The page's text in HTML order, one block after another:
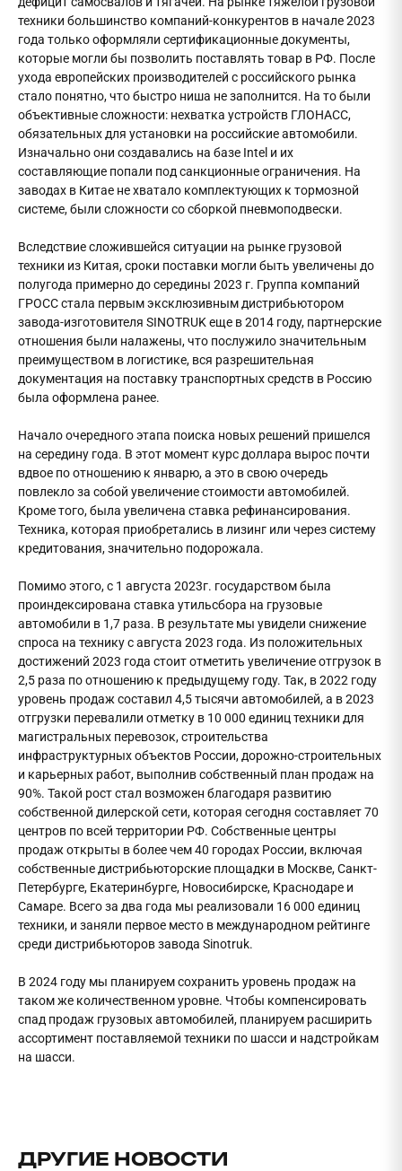
техники большинство компаний-конкурентов в начале 2023
года только оформляли сертификационные документы,
которые могли бы позволить поставлять товар в РФ. После
ухода европейских производителей с российского рынка
стало понятно, что быстро ниша не заполнится. На то были
объективные сложности: нехватка устройств ГЛОНАСС,
обязательных для установки на российские автомобили.
Изначально они создавались на базе Intel и их
составляющие попали под санкционные ограничения. На
заводах в Китае не хватало комплектующих к тормозной
системе, были сложности со сборкой пневмоподвески.
Вследствие сложившейся ситуации на рынке грузовой
техники из Китая, сроки поставки могли быть увеличены до
полугода примерно до середины 2023 г. Группа компаний
ГРОСС стала первым эксклюзивным дистрибьютором
завода-изготовителя SINOTRUK еще в 2014 году, партнерские
отношения были налажены, что послужило значительным
преимуществом в логистике, вся разрешительная
документация на поставку транспортных средств в Россию
была оформлена ранее.
Начало очередного этапа поиска новых решений пришелся
на середину года. В этот момент курс доллара вырос почти
вдвое по отношению к январю, а это в свою очередь
повлекло за собой увеличение стоимости автомобилей.
Кроме того, была увеличена ставка рефинансирования.
Техника, которая приобретались в лизинг или через систему
кредитования, значительно подорожала.
Помимо этого, с 1 августа 2023г. государством была
проиндексирована ставка утильсбора на грузовые
автомобили в 1,7 раза. В результате мы увидели снижение
спроса на технику с августа 2023 года. Из положительных
достижений 2023 года стоит отметить увеличение отгрузок в
2,5 раза по отношению к предыдущему году. Так, в 2022 году
уровень продаж составил 4,5 тысячи автомобилей, а в 2023
отгрузки перевалили отметку в 10 000 единиц техники для
магистральных перевозок, строительства
инфраструктурных объектов России, дорожно-строительных
и карьерных работ, выполнив собственный план продаж на
90%. Такой рост стал возможен благодаря развитию
собственной дилерской сети, которая сегодня составляет 70
центров по всей территории РФ. Собственные центры
продаж открыты в более чем 40 городах России, включая
собственные дистрибьюторские площадки в Москве, Санкт-
Петербурге, Екатеринбурге, Новосибирске, Краснодаре и
Самаре. Всего за два года мы реализовали 16 000 единиц
техники, и заняли первое место в международном рейтинге
среди дистрибьюторов завода Sinotruk.
В 2024 году мы планируем сохранить уровень продаж на
таком же количественном уровне. Чтобы компенсировать
спад продаж грузовых автомобилей, планируем расширить
ассортимент поставляемой техники по шасси и надстройкам
на шасси.
ДРУГИЕ НОВОСТИ